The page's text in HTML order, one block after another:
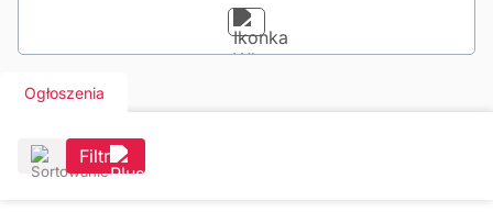
Ogłoszenia
Filtr